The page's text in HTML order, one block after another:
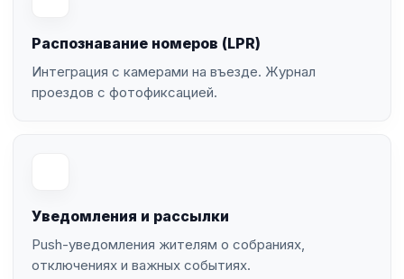
Распознавание номеров (LPR)
Интеграция с камерами на въезде. Журнал
проездов с фотофиксацией.
Уведомления и рассылки
Push-уведомления жителям о собраниях,
отключениях и важных событиях.